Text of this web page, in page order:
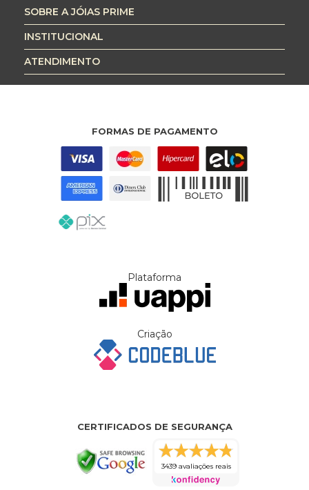
SOBRE A JÓIAS PRIME
INSTITUCIONAL
ATENDIMENTO
FORMAS DE PAGAMENTO
Plataforma
Criação
CERTIFICADOS DE SEGURANÇA
3439 avaliações reais